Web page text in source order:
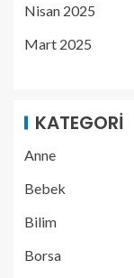
Nisan 2025
Mart 2025
KATEGORI
Anne
Bebek
Bilim
Borsa